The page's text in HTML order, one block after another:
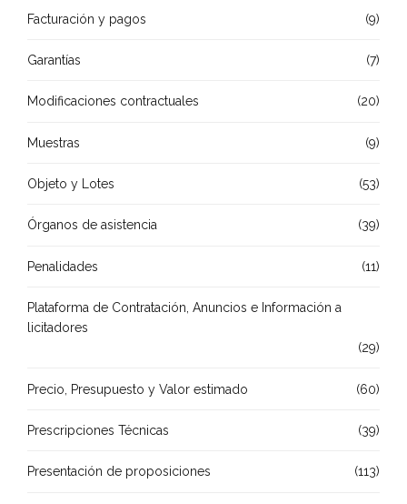
Facturación y pagos (9)
Garantías (7)
Modificaciones contractuales (20)
Muestras (9)
Objeto y Lotes (53)
Órganos de asistencia (39)
Penalidades (11)
Plataforma de Contratación, Anuncios e Información a
licitadores
(29)
Precio, Presupuesto y Valor estimado (60)
Prescripciones Técnicas (39)
Presentación de proposiciones (113)